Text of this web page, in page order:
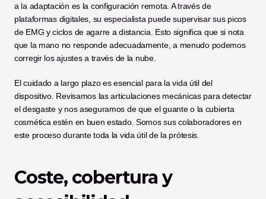
a la adaptación es la configuración remota. A través de
plataformas digitales, su especialista puede supervisar sus picos
de EMG y ciclos de agarre a distancia. Esto significa que si nota
que la mano no responde adecuadamente, a menudo podemos
corregir los ajustes a través de la nube.
El cuidado a largo plazo es esencial para la vida útil del
dispositivo. Revisamos las articulaciones mecánicas para detectar
el desgaste y nos aseguramos de que el guante o la cubierta
cosmética estén en buen estado. Somos sus colaboradores en
este proceso durante toda la vida útil de la prótesis.
Coste, cobertura y